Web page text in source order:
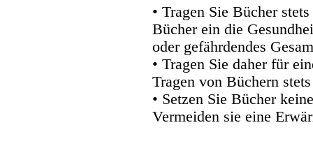
• Tragen Sie Bücher
Bücher ein die
oder gefährdendes
• Tragen Sie daher für
Tragen von Büchern
• Setzen Sie Bücher
Vermeiden sie eine